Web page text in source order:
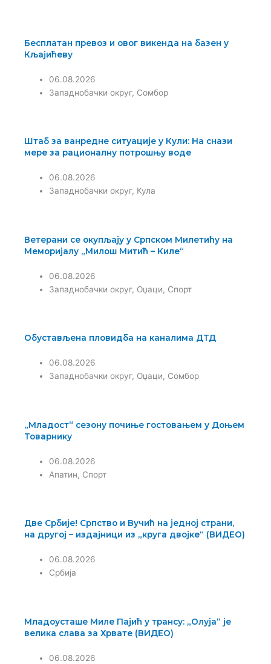
Бесплатан превоз и овог викенда на базен у
Кљајићеву
06.08.2026
Западнобачки округ, Сомбор
Штаб за ванредне ситуације у Кули: На снази
мере за рационалну потрошњу воде
06.08.2026
Западнобачки округ, Кула
Ветерани се окупљају у Српском Милетићу на
Меморијалу „Милош Митић – Киле“
06.08.2026
Западнобачки округ, Оџаци, Спорт
Обустављена пловидба на каналима ДТД
06.08.2026
Западнобачки округ, Оџаци, Сомбор
„Младост“ сезону почиње гостовањем у Доњем
Товарнику
06.08.2026
Апатин, Спорт
Две Србије! Српство и Вучић на једној страни,
на другој – издајници из „круга двојке“ (ВИДЕО)
06.08.2026
Србија
Младоусташе Миле Пајић у трансу: „Олуја“ је
велика слава за Хрвате (ВИДЕО)
06.08.2026